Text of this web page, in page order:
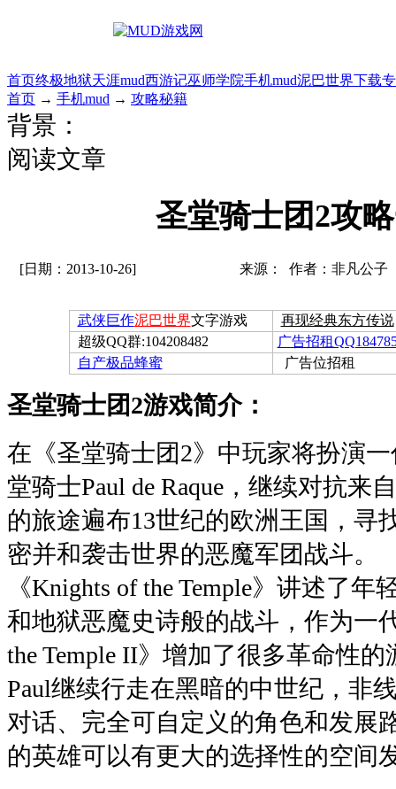
首页终极地狱天涯mud西游记巫师学院手机mud泥巴世界下载
首页 → 手机mud → 攻略秘籍
背景：
阅读文章
圣堂骑士团2攻
[日期：2013-10-26] 来源： 作者：非凡公子
武侠巨作泥巴世界文字游戏
再现经典东方传说
超级QQ群:104208482
广告招租
自产极品蜂蜜
广告位招租
圣堂骑士团2游戏简介：
在《圣堂骑士团2》中玩家将扮演
堂骑士Paul de Raque，继续对抗来
的旅途遍布13世纪的欧洲王国，寻
密并和袭击世界的恶魔军团战斗。
《Knights of the Temple》讲述了年
和地狱恶魔史诗般的战斗，作为一
the Temple II》增加了很多革命性
Paul继续行走在黑暗的中世纪，非
对话、完全可自定义的角色和发展
的英雄可以有更大的选择性的空间